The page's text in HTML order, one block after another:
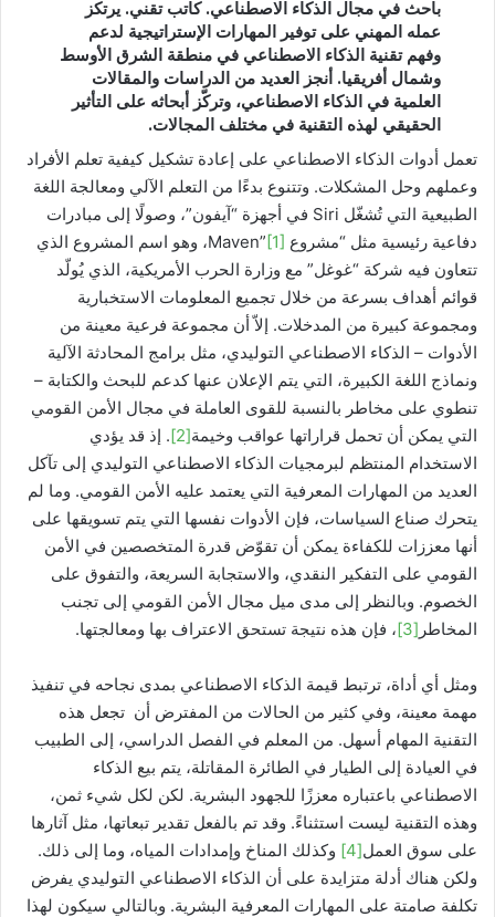
باحث في مجال الذكاء الاصطناعي. كاتب تقني. يرتكز
عمله المهني على توفير المهارات الإستراتيجية لدعم
وفهم تقنية الذكاء الاصطناعي في منطقة الشرق الأوسط
وشمال أفريقيا. أنجز العديد من الدراسات والمقالات
العلمية في الذكاء الاصطناعي، وتركّز أبحاثه على التأثير
الحقيقي لهذه التقنية في مختلف المجالات.
تعمل أدوات الذكاء الاصطناعي على إعادة تشكيل كيفية تعلم الأفراد
وعملهم وحل المشكلات. وتتنوع بدءًا من التعلم الآلي ومعالجة اللغة
الطبيعية التي تُشغّل Siri في أجهزة “آيفون”، وصولًا إلى مبادرات
دفاعية رئيسية مثل “مشروع Maven” [1]
، وهو اسم المشروع الذي
تتعاون فيه شركة “غوغل” مع وزارة الحرب الأمريكية، الذي يُولّد
قوائم أهداف بسرعة من خلال تجميع المعلومات الاستخبارية
ومجموعة كبيرة من المدخلات. إلاّ أن مجموعة فرعية معينة من
الأدوات – الذكاء الاصطناعي التوليدي، مثل برامج المحادثة الآلية
ونماذج اللغة الكبيرة، التي يتم الإعلان عنها كدعم للبحث والكتابة –
تنطوي على مخاطر بالنسبة للقوى العاملة في مجال الأمن القومي
التي يمكن أن تحمل قراراتها عواقب وخيمة[2]
. إذ قد يؤدي
الاستخدام المنتظم لبرمجيات الذكاء الاصطناعي التوليدي إلى تآكل
العديد من المهارات المعرفية التي يعتمد عليه الأمن القومي. وما لم
يتحرك صناع السياسات، فإن الأدوات نفسها التي يتم تسويقها على
أنها معززات للكفاءة يمكن أن تقوّض قدرة المتخصصين في الأمن
القومي على التفكير النقدي، والاستجابة السريعة، والتفوق على
الخصوم. وبالنظر إلى مدى ميل مجال الأمن القومي إلى تجنب
المخاطر [3] ، فإن هذه نتيجة تستحق الاعتراف بها ومعالجتها.
ومثل أي أداة، ترتبط قيمة الذكاء الاصطناعي بمدى نجاحه في تنفيذ
مهمة معينة، وفي كثير من الحالات من المفترض أن تجعل هذه
التقنية المهام أسهل. من المعلم في الفصل الدراسي، إلى الطبيب
في العيادة إلى الطيار في الطائرة المقاتلة، يتم بيع الذكاء
الاصطناعي باعتباره معززًا للجهود البشرية. لكن لكل شيء ثمن،
وهذه التقنية ليست استثناءً. وقد تم بالفعل تقدير تبعاتها، مثل آثارها
على سوق العمل[4]
وكذلك المناخ وإمدادات المياه، وما إلى ذلك.
ولكن هناك أدلة متزايدة على أن الذكاء الاصطناعي التوليدي يفرض
تكلفة صامتة على المهارات المعرفية البشرية. وبالتالي سيكون لهذا